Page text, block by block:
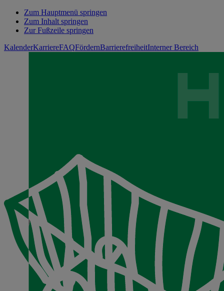
Zum Hauptmenü springen
Zum Inhalt springen
Zur Fußzeile springen
KalenderKarriereFAQFördernBarrierefreiheitInterner Bereich